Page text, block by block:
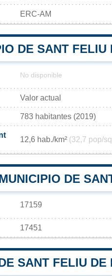
ERC-AM
DE SANT FELIU
No disponible
Valor actual
783 habitantes (2019)
12,6 hab./km² (32,7 pop/
DE
17159
17451
SANT FELIU